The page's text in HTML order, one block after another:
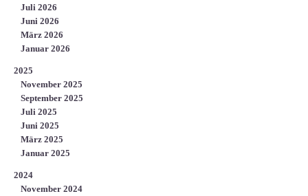
Juli 2026
Juni 2026
März 2026
Januar 2026
2025
November 2025
September 2025
Juli 2025
Juni 2025
März 2025
Januar 2025
2024
November 2024